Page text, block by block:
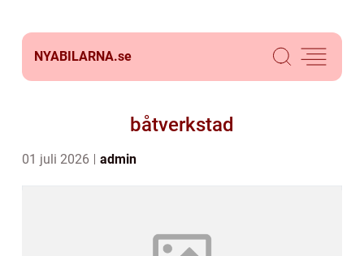
NYABILARNA.se
båtverkstad
01 juli 2026 admin